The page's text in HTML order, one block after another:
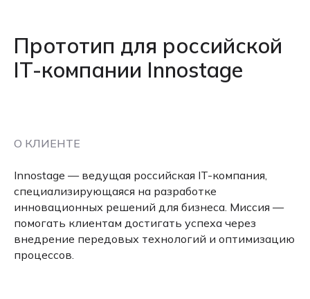
СТАЖИРОВКА
Прототип для российской
IT-компании Innostage
О КЛИЕНТЕ
Innostage — ведущая российская IT-компания,
специализирующаяся на разработке
инновационных решений для бизнеса. Миссия —
помогать клиентам достигать успеха через
внедрение передовых технологий и оптимизацию
процессов.